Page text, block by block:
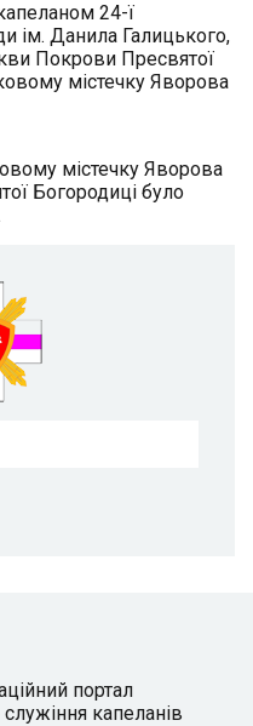
24-ї
ім. Данила Галицького,
Покрови Пресвятої
містечку Яворова
містечку Яворова
Богородиці було
портал
капеланів